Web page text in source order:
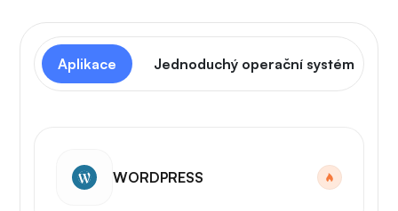
Aplikace Jednoduchý operační systém
WORDPRESS